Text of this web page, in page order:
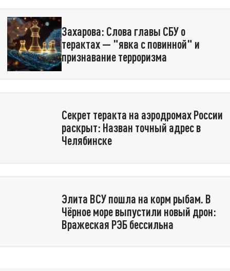
Захарова: Слова главы СБУ о
терактах — "явка с повинной" и
признавание терроризма
Секрет теракта на аэродромах России
раскрыт: Назван точный адрес в
Челябинске
Элита ВСУ пошла на корм рыбам. В
Чёрное море выпустили новый дрон:
Вражеская РЭБ бессильна